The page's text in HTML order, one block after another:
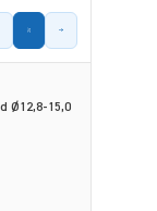
Ø12,8-15,0